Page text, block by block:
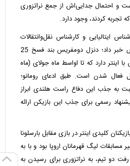
و احتمال جدایی‌اش از جمع نراتزوری
کردند، وجود دارد.
ایتالیایی و کارشناس نقل‌وانتقالات
فوتبال ایتالیا در این خصوص خبر داد؛ دنزل دومفریس بند فسخ 25
اینتر دارد که تا اواسط ماه جولای (ماه
فعال شدن است. طبق ادعای رومانو؛
به جذب این دفاع راست هلندی ابراز
رسمی برای جذب این بازیکن ارائه
یکی از بازیکنان کلیدی اینتر در بازی مقابل بارسلونا
مسابقات لیگ قهرمانان اروپا بود و با به
دو تیم، به نراتزوری برای رسیدن به